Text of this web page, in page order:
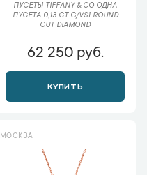
ПУСЕТЫ TIFFANY & CO ОДНА
ПУСЕТА 0,13 CT G/VS1 ROUND
CUT DIAMOND
62 250 руб.
КУПИТЬ
МОСКВА